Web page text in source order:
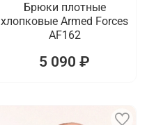
Брюки плотные
хлопковые Armed Forces
AF162
5 090 ₽